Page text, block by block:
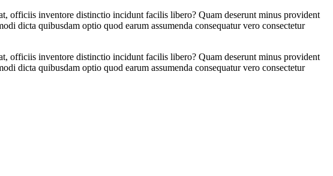
officiis inventore distinctio incidunt facilis libero? Quam deserunt minus provident
dicta quibusdam optio quod earum assumenda consequatur vero consectetur
officiis inventore distinctio incidunt facilis libero? Quam deserunt minus provident
dicta quibusdam optio quod earum assumenda consequatur vero consectetur